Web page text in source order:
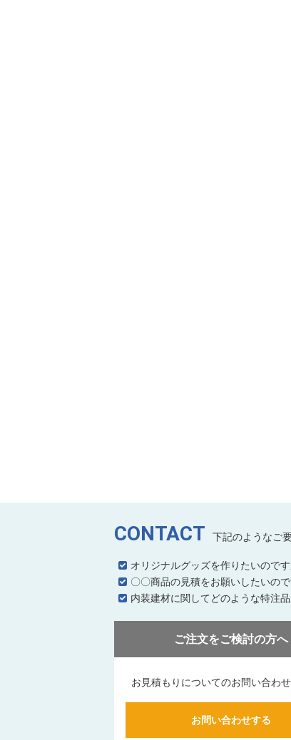
CONTACT 下記のようなご
オリジナルグッズを作りたいので
〇〇商品の見積をお願いしたいの
内装建材に関してどのような特注
ご注文をご検討の方へ
お見積もりについてのお問い合わ
お問い合わせする